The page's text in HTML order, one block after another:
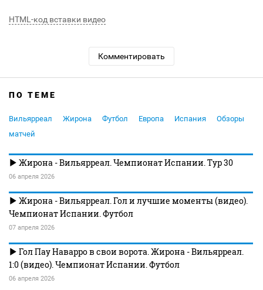
HTML-код вставки видео
Комментировать
ПО ТЕМЕ
Вильярреал Жирона Футбол Европа Испания
Обзоры
матчей
Жирона - Вильярреал. Чемпионат Испании. Тур 30
06 апреля 2026
Жирона - Вильярреал. Гол и лучшие моменты (видео).
Чемпионат Испании. Футбол
07 апреля 2026
Гол Пау Наварро в свои ворота. Жирона - Вильярреал.
1:0 (видео). Чемпионат Испании. Футбол
06 апреля 2026